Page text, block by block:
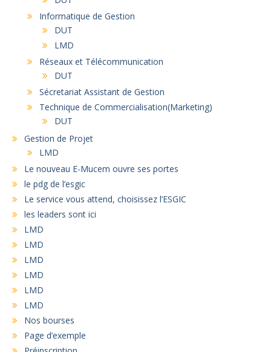
Informatique de Gestion
DUT
LMD
Réseaux et Télécommunication
DUT
Sécretariat Assistant de Gestion
Technique de Commercialisation(Marketing)
DUT
Gestion de Projet
LMD
Le nouveau E-Mucem ouvre ses portes
le pdg de l’esgic
Le service vous attend, choisissez l’ESGIC
les leaders sont ici
LMD
LMD
LMD
LMD
LMD
LMD
Nos bourses
Page d’exemple